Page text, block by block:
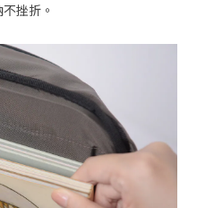
挫折。